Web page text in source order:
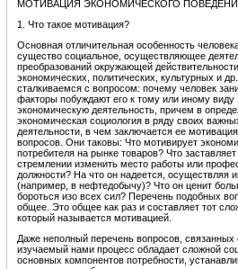
МОТИВАЦИЯ ЭКОНОМИЧЕСКОГО
1. Что такое мотивация?
Основная отличительная особенность
существо социальное, осуществляющее
преобразований окружающей
экономических, политических, культурных и
сталкиваемся с вопросом: почему человек
факторы побуждают его к тому или иному виду
экономическую деятельность, причем в
экономическая социология в ряду своих
деятельности, в чем заключается ее
вопросов. Они таковы: Что мотивирует
потребителя на рынке товаров? Что
стремлении изменить место работы или
должности? На что он надеется, осуществляя
(например, в нефтедобычу)? Что он ценит
бороться изо всех сил? Перечень подобных
общее. Это общее как раз и составляет тот
который называется мотивацией.
Даже неполный перечень вопросов, связанных
изучаемый нами процесс обладает сложной
основных компонентов потребности,